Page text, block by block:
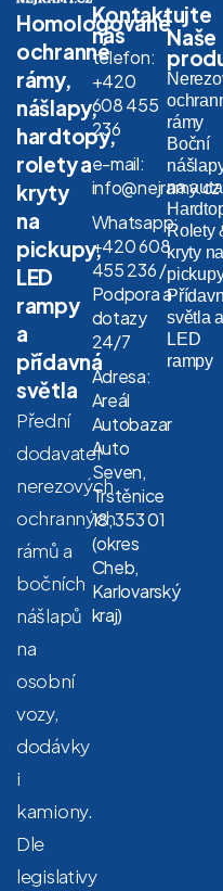
Homologované
ochranné
rámy,
nášlapy,
hardtopy,
rolety a
kryty
na
pickupy,
LED
rampy
a
přídavná
světla
Přední
dodavatel
nerezových
ochranných
rámů a
bočních
nášlapů
na
osobní
vozy,
dodávky
i
kamiony.
Dle
legislativy
Kontaktujte
nás
telefon:
+420
608 455
236
e-mail:
info@nejramy.cz
Whatsapp:
+420 608
455 236 /
Podpora a
dotazy
24/7
Adresa:
Areál
Autobazar
Auto
Seven,
Trstěnice
18, 353 01
(okres
Cheb,
Karlovarský
kraj)
Naše
rámy
Boční
na auta
Rolety
kryty na
světla a
LED
rampy